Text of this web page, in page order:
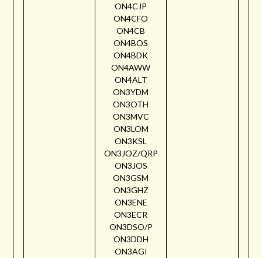
ON4CJP
ON4CFO
ON4CB
ON4BOS
ON4BDK
ON4AWW
ON4ALT
ON3YDM
ON3OTH
ON3MVC
ON3LOM
ON3KSL
ON3JOZ/QRP
ON3JOS
ON3GSM
ON3GHZ
ON3ENE
ON3ECR
ON3DSO/P
ON3DDH
ON3AGI